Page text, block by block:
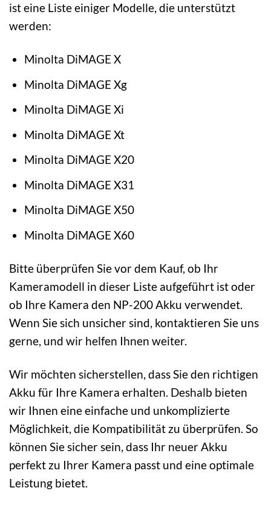
ist eine Liste einiger Modelle, die unterstützt
werden:
Minolta DiMAGE X
Minolta DiMAGE Xg
Minolta DiMAGE Xi
Minolta DiMAGE Xt
Minolta DiMAGE X20
Minolta DiMAGE X31
Minolta DiMAGE X50
Minolta DiMAGE X60
Bitte überprüfen Sie vor dem Kauf, ob Ihr
Kameramodell in dieser Liste aufgeführt ist oder
ob Ihre Kamera den NP-200 Akku verwendet.
Wenn Sie sich unsicher sind, kontaktieren Sie uns
gerne, und wir helfen Ihnen weiter.
Wir möchten sicherstellen, dass Sie den richtigen
Akku für Ihre Kamera erhalten. Deshalb bieten
wir Ihnen eine einfache und unkomplizierte
Möglichkeit, die Kompatibilität zu überprüfen. So
können Sie sicher sein, dass Ihr neuer Akku
perfekt zu Ihrer Kamera passt und eine optimale
Leistung bietet.